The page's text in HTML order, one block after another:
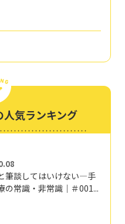
人気ランキング
筆談してはいけない―手
の常識・非常識｜＃001...